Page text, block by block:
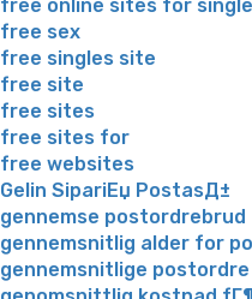
free online sites for
free sex
free singles site
free site
free sites
free sites for
free websites
Gelin SipariЕџ PostasД±
gennemse postordrebrud
gennemsnitlig alder for
gennemsnitlige